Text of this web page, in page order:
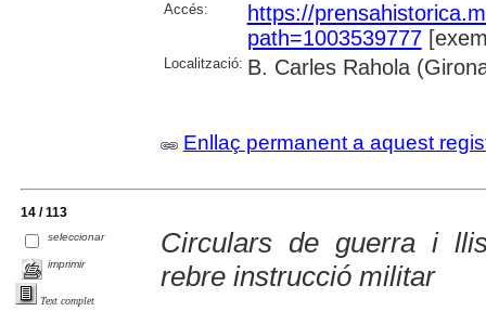
Accés:
https://
path=1003539777
Localització: B. Carles Rahola
Enllaç permanent a aquest
14 / 113
seleccionar
imprimir
Text complet
Circulars de guerra i
rebre instrucció militar